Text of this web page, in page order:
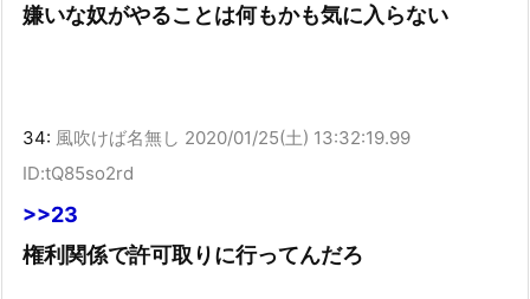
嫌いな奴がやることは何もかも気に入らない
34: 風吹けば名無し 2020/01/25(土) 13:32:19.99
ID:tQ85so2rd
>>23
権利関係で許可取りに行ってんだろ